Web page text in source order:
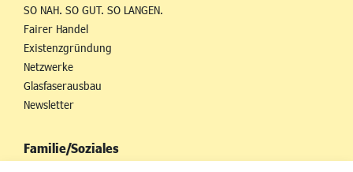
SO NAH. SO GUT. SO LANGEN.
Fairer Handel
Existenzgründung
Netzwerke
Glasfaserausbau
Newsletter
Familie/Soziales